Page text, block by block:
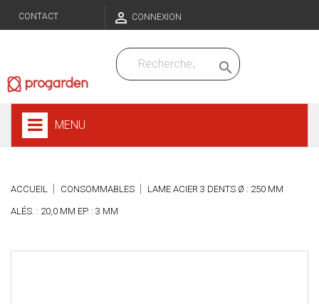
CONTACT  CONNEXION

MENU
ACCUEIL CONSOMMABLES LAME ACIER 3 DENTS Ø : 250 MM
ALÉS. : 20,0 MM EP. : 3 MM